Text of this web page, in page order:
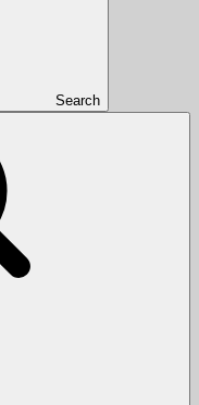
Search